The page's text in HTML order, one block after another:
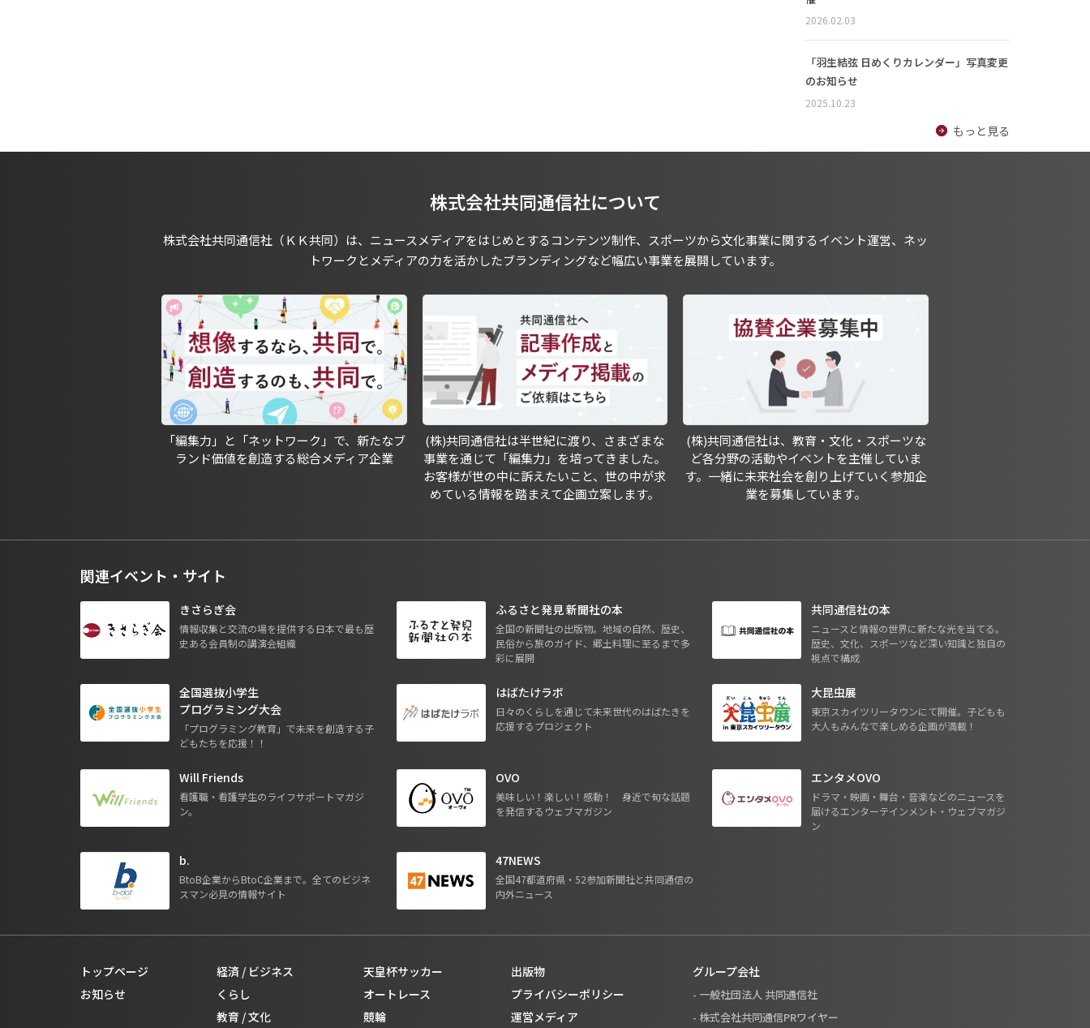
2026.02.03
「羽生結弦 日めくりカレンダー」写真変更
のお知らせ
2025.10.23
もっと見る
株式会社共同通信社について
株式会社共同通信社（ＫＫ共同）は、ニュースメディアをはじめとするコンテンツ制作、スポーツから文化事業に関するイベント運営、ネッ
トワークとメディアの力を活かしたブランディングなど幅広い事業を展開しています。
「編集力」と「ネットワーク」で、新たなブ
ランド価値を創造する総合メディア企業
(株)共同通信社は半世紀に渡り、さまざまな
事業を通じて「編集力」を培ってきました。
お客様が世の中に訴えたいこと、世の中が求
めている情報を踏まえて企画立案します。
(株)共同通信社は、教育・文化・スポーツな
ど各分野の活動やイベントを主催していま
す。一緒に未来社会を創り上げていく参加企
業を募集しています。
関連イベント・サイト
きさらぎ会
情報収集と交流の場を提供する日本で最も歴
史ある会員制の講演会組織
ふるさと発見 新聞社の本
全国の新聞社の出版物。地域の自然、歴史、
民俗から旅のガイド、郷土料理に至るまで多
彩に展開
共同通信社の本
ニュースと情報の世界に新たな光を当てる。
歴史、文化、スポーツなど深い知識と独自の
視点で構成
全国選抜小学生
プログラミング大会
「プログラミング教育」で未来を創造する子
どもたちを応援！！
はばたけラボ
日々のくらしを通じて未来世代のはばたきを
応援するプロジェクト
大昆虫展
東京スカイツリータウンにて開催。子どもも
大人もみんなで楽しめる企画が満載！
Will Friends
看護職・看護学生のライフサポートマガジ
ン。
OVO
美味しい！楽しい！感動！ 身近で旬な話題
を発信するウェブマガジン
エンタメOVO
ドラマ・映画・舞台・音楽などのニュースを
届けるエンターテインメント・ウェブマガジ
ン
b.
BtoB企業からBtoC企業まで。全てのビジネ
スマン必見の情報サイト
47NEWS
全国47都道府県・52参加新聞社と共同通信の
内外ニュース
トップページ
お知らせ
経済 / ビジネス
くらし
教育 / 文化
天皇杯サッカー
オートレース
競輪
出版物
プライバシーポリシー
運営メディア
グループ会社
- 一般社団法人 共同通信社
- 株式会社共同通信PRワイヤー